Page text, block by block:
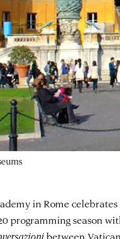
in Rome
programming season
between